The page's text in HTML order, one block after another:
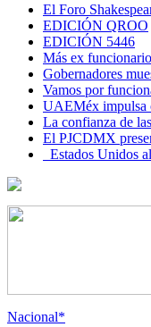
El Foro
EDICIÓN QROO
EDICIÓN 5446
Más ex
Gobernadores
Vamos por
UAEMéx impulsa
La confianza de
El PJCDMX
Estados Unidos
Nacional*